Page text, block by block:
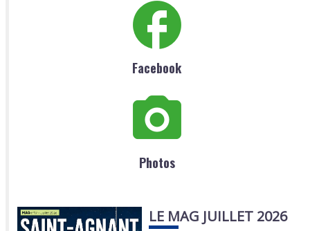
Facebook
Photos
LE MAG JUILLET 2026